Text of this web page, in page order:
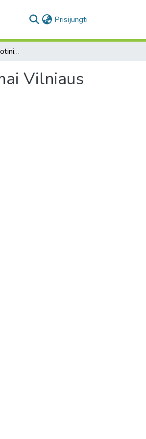
Prisijungti
[Vilniaus kapitulos įgaliotinio Motiejaus Truskovskio pranešimai Vilniaus kapitulai].
Vilniaus